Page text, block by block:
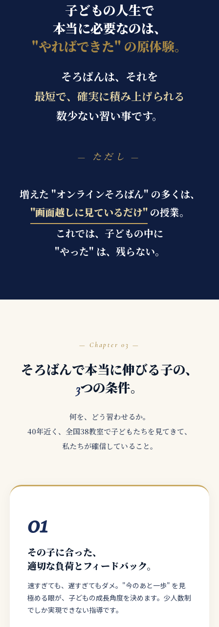
子どもの人生で
本当に必要なのは、
"やればできた" の原体験。
そろばんは、それを
最短で、確実に積み上げられる
数少ない習い事です。
— ただし —
増えた "オンラインそろばん" の多くは、
"画面越しに見ているだけ"の授業。
これでは、子どもの中に
"やった" は、残らない。
03
そろばんで本当に伸びる子の、
3つの条件。
何を、どう習わせるか。
40年近く、全国38教室で子どもたちを見てきて、
私たちが確信していること。
01
その子に合った、
適切な負荷とフィードバック。
速すぎても、遅すぎてもダメ。"今のあと一歩" を見
極める眼が、子どもの成長角度を決めます。少人数制
でしか実現できない指導です。